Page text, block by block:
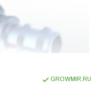
GROWMIR.RU